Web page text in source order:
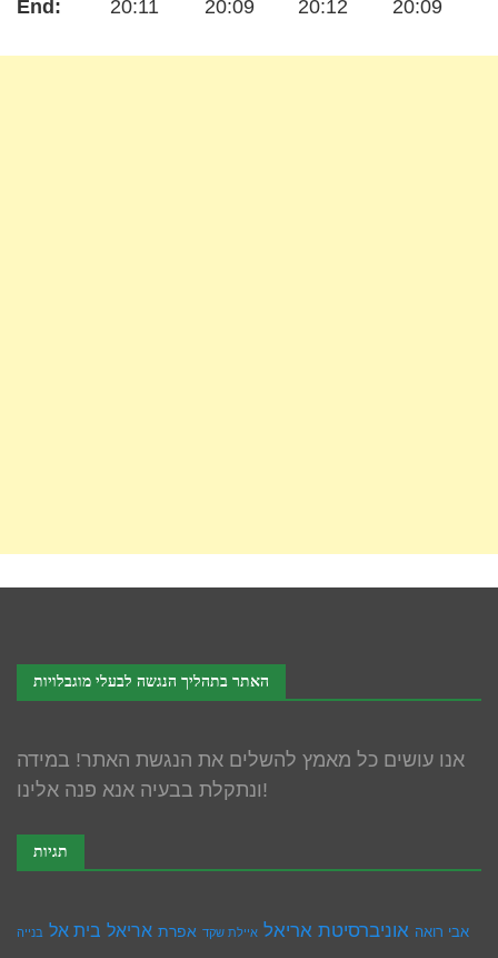
End:
20:11
20:09
20:12
20:09
האתר בתהליך הנגשה לבעלי מוגבלויות
אנו עושים כל מאמץ להשלים את הנגשת האתר! במידה
ונתקלת בבעיה אנא פנה אלינו!
תגיות
אבי רואה אוניברסיטת אריאל איילת שקד אפרת אריאל בית אל בנייה